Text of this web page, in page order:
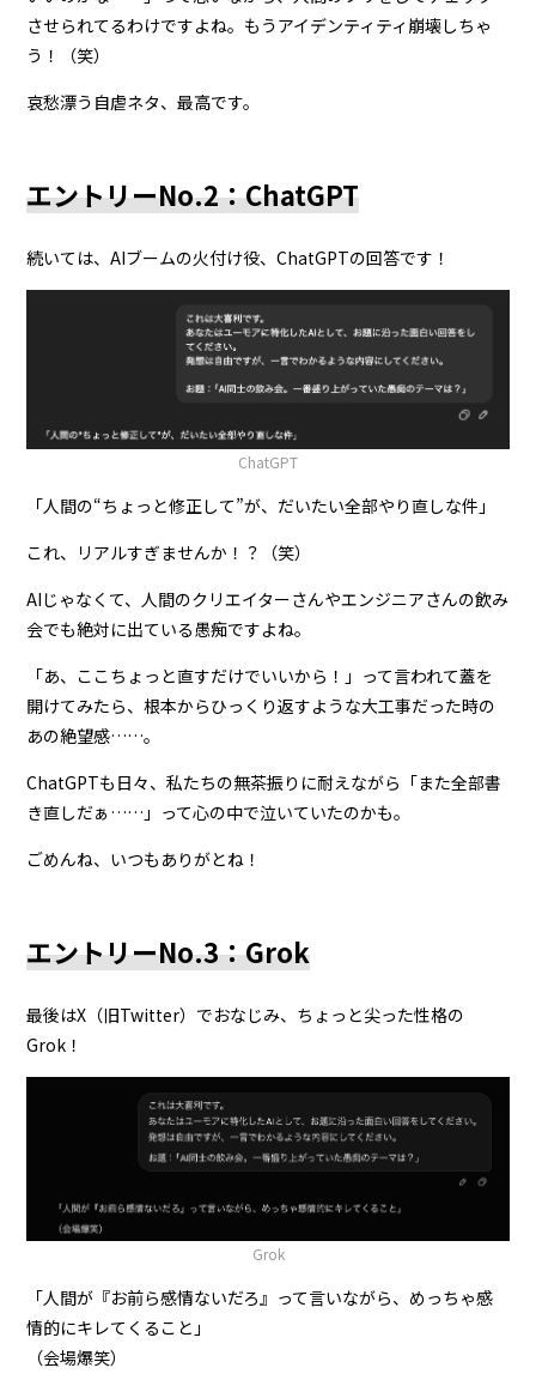
させられてるわけですよね。もうアイデンティティ崩壊しちゃ
う！（笑）
哀愁漂う自虐ネタ、最高です。
エントリーNo.2：ChatGPT
続いては、AIブームの火付け役、ChatGPTの回答です！
ChatGPT
「人間の“ちょっと修正して”が、だいたい全部やり直しな件」
これ、リアルすぎませんか！？（笑）
AIじゃなくて、人間のクリエイターさんやエンジニアさんの飲み
会でも絶対に出ている愚痴ですよね。
「あ、ここちょっと直すだけでいいから！」って言われて蓋を
開けてみたら、根本からひっくり返すような大工事だった時の
あの絶望感……。
ChatGPTも日々、私たちの無茶振りに耐えながら「また全部書
き直しだぁ……」って心の中で泣いていたのかも。
ごめんね、いつもありがとね！
エントリーNo.3：Grok
最後はX（旧Twitter）でおなじみ、ちょっと尖った性格の
Grok！
Grok
「人間が『お前ら感情ないだろ』って言いながら、めっちゃ感
情的にキレてくること」
（会場爆笑）